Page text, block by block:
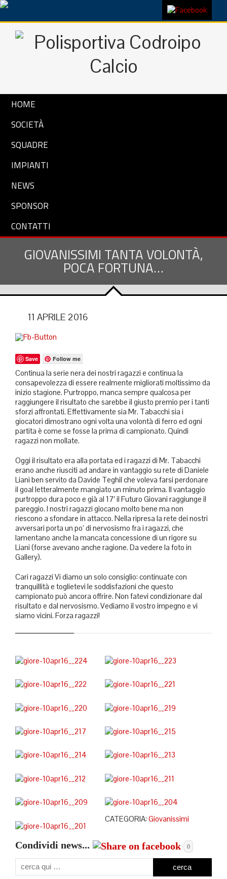
HOME
SOCIETÀ
SQUADRE
IMPIANTI
NEWS
SPONSOR
CONTATTI
GIOVANISSIMI TANTA VOLONTÀ,
POCA FORTUNA…
11 APRILE 2016
Save Follow me
Continua la serie nera dei nostri ragazzi e continua la
consapevolezza di essere realmente migliorati moltissimo da
inizio stagione. Purtroppo, manca sempre qualcosa per
raggiungere il risultato che sarebbe il giusto premio per i tanti
sforzi affrontati. Effettivamente sia Mr. Tabacchi sia i
giocatori dimostrano ogni volta una volontà di ferro ed ogni
partita è come se fosse la prima di campionato. Quindi
ragazzi non mollate.
Oggi il risultato era alla portata ed i ragazzi di Mr. Tabacchi
erano anche riusciti ad andare in vantaggio su rete di Daniele
Liani ben servito da Davide Teghil che voleva farsi perdonare
il goal letteralmente mangiato un minuto prima. Il vantaggio
purtroppo dura poco e già al 17′ il Futuro Giovani raggiunge il
pareggio. I nostri ragazzi giocano molto bene ma non
riescono a sfondare in attacco. Nella ripresa la rete dei nostri
avversari porta un po’ di nervosismo fra i ragazzi, che
lamentano anche la mancata concessione di un rigore su
Liani (forse avevano anche ragione. Da vedere la foto in
Gallery).
Cari ragazzi Vi diamo un solo consiglio: continuate con
tranquillità e toglietevi le soddisfazioni che questo
campionato può ancora offrire. Non fatevi condizionare dal
risultato e dal nervosismo. Vediamo il vostro impegno e vi
siamo vicini. Forza ragazzi!
Condividi news... 0
CATEGORIA:Giovanissimi